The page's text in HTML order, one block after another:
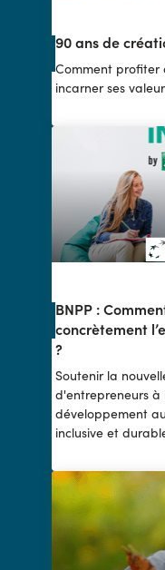
90 ans de
Comment profiter
incarner ses
BNPP :
concrètement
?
Soutenir la
d'entrepreneurs
développement
inclusive et